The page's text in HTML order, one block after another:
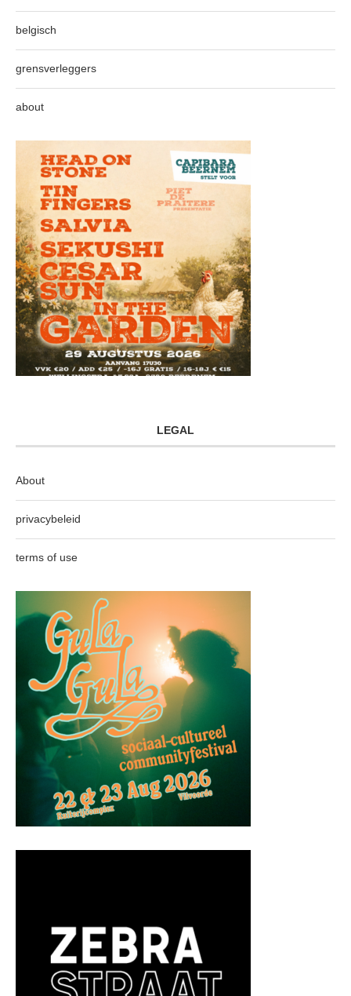
belgisch
grensverleggers
about
LEGAL
About
privacybeleid
terms of use